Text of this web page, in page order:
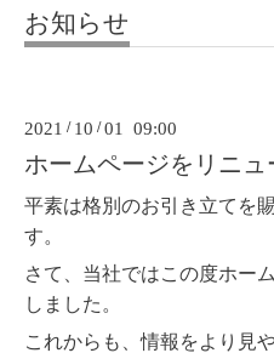
お知らせ
2021 / 10 /01 09:00
ホームページをリニ
平素は格別のお引き立てを
す。
さて、当社ではこの度ホー
しました。
これからも、情報をより見